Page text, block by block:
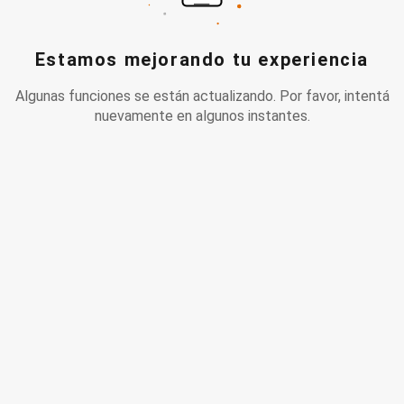
Estamos mejorando tu experiencia
Algunas funciones se están actualizando. Por favor, intentá
nuevamente en algunos instantes.